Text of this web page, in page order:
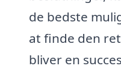
de bedste
at finde den
bliver en